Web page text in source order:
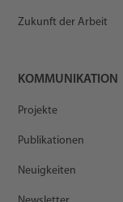
Zukunft der Arbeit
KOMMUNIKATION
Projekte
Publikationen
Neuigkeiten